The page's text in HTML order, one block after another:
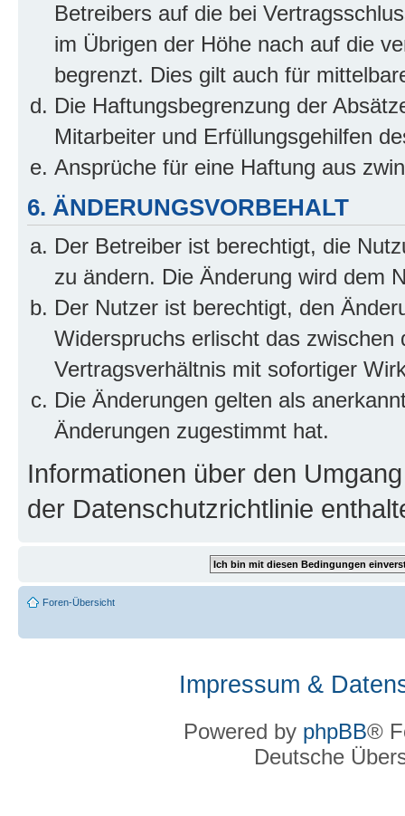
Betreibers auf die bei
im Übrigen der Höhe nach auf die
begrenzt. Dies gilt auch für
Die Haftungsbegrenzung der
Mitarbeiter und Erfüllungsgehilfen
Ansprüche für eine Haftung aus
6. ÄNDERUNGSVORBEHALT
Der Betreiber ist berechtigt, die
zu ändern. Die Änderung wird dem
Der Nutzer ist berechtigt, den
Widerspruchs erlischt das
Vertragsverhältnis mit sofortiger
Die Änderungen gelten als
Änderungen zugestimmt hat.
Informationen über den
der Datenschutzrichtlinie
Foren-Übersicht
Impressum &
Powered by phpBB®
Deutsche